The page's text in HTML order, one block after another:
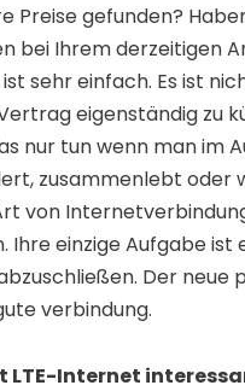
Preise gefunden?
bei Ihrem derzeitigen
sehr einfach. Es ist
eigenständig zu
nur tun wenn man im
zusammenlebt oder
von
Ihre einzige Aufgabe ist
Der neue
verbindung.
LTE-Internet